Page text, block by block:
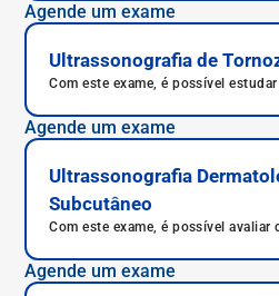
Agende um exame
Ultrassonografia de
Com este exame, é possível
reumáticas, como lupus e gota.
Agende um exame
Ultrassonografia
Subcutâneo
Com este exame, é possível
Agende um exame